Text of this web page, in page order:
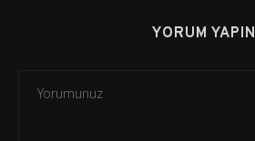
YORUM YAPIN